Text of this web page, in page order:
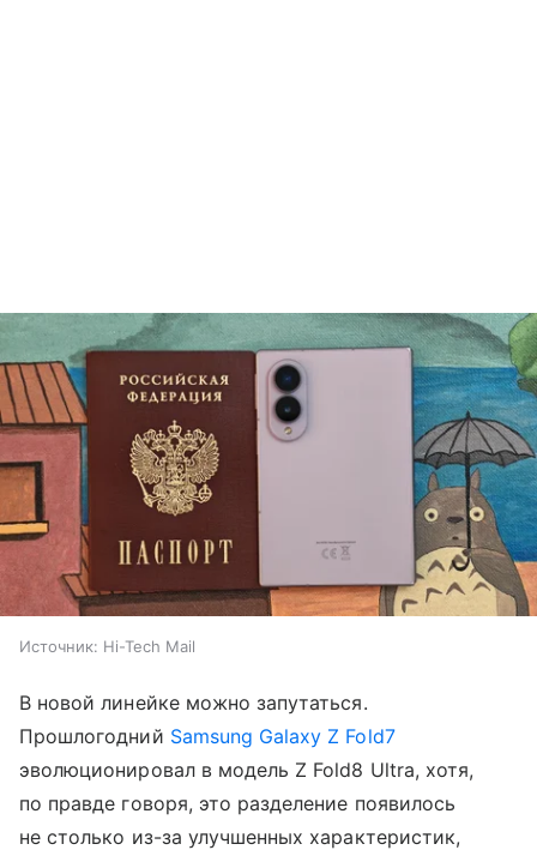
Источник: Hi-Tech Mail
В новой линейке можно запутаться.
Прошлогодний Samsung Galaxy Z Fold7
эволюционировал в модель Z Fold8 Ultra, хотя,
по правде говоря, это разделение появилось
не столько из-за улучшенных характеристик,